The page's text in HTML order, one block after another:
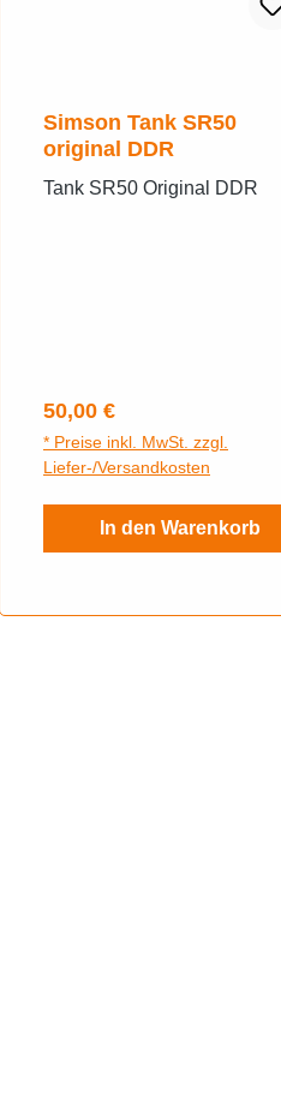
Simson Tank SR50
original DDR
Tank SR50 Original DDR
Regulärer Preis:
50,00 €
* Preise inkl. MwSt. zzgl.
Liefer-/Versandkosten
In den Warenkorb